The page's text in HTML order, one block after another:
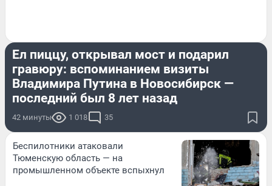
Ел пиццу, открывал мост и подарил
гравюру: вспоминанием визиты
Владимира Путина в Новосибирск —
последний был 8 лет назад
42 минуты 1 018 35
Беспилотники атаковали
Тюменскую область — на
промышленном объекте вспыхнул